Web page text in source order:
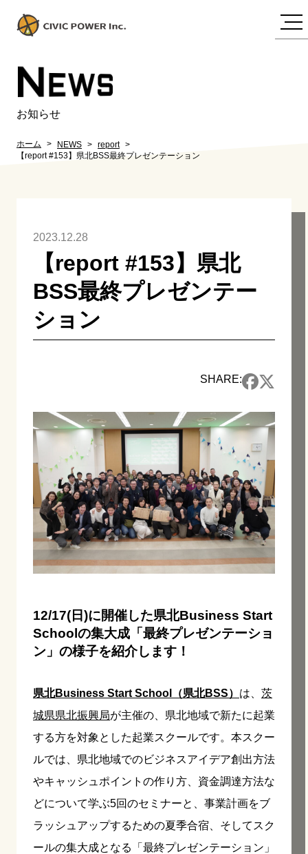
NEWS
お知らせ
ホーム NEWS
report
【report #153】県北BSS最終プレゼンテーション
2023.12.28
【report #153】県北
BSS最終プレゼンテー
ション
SHARE:
12/17(日)に開催した県北Business Start
Schoolの集大成「最終プレゼンテーショ
ン」の様子を紹介します！
県北Business Start School（県北BSS） は、 茨
城県県北振興局が主催の、 県北地域で新たに起業
する方を対象とした起業スクールです。 本スクー
ルでは、県北地域でのビジネスアイデア創出方法
やキャッシュポイントの作り方、資金調達方法な
どについて学ぶ5回のセミナーと、事業計画をブ
ラッシュアップするための夏季合宿、そしてスク
ールの集大成となる「最終プレゼンテーション」